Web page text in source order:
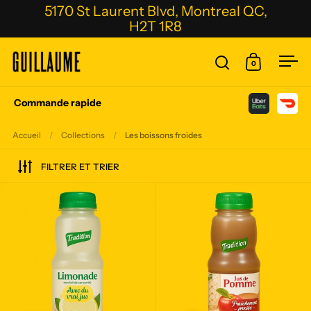
Passer au contenu5170 St Laurent Blvd, Montreal QC,
H2T 1R8
Ouvrir la fenêtre
Ouvrir le
0
Commande rapide
Accueil / Collections / Les boissons froides
FILTRER ET TRIER
Jus Tradition limonade citron 300ml